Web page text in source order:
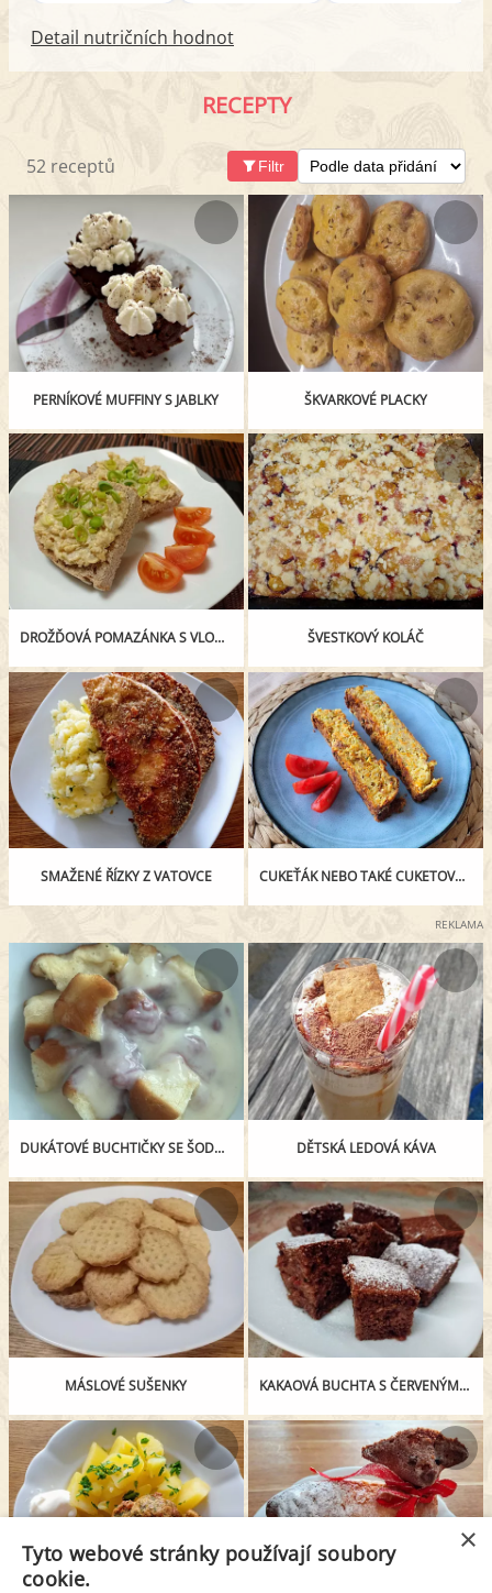
Detail nutričních hodnot
RECEPTY
52 receptů Filtr
PERNÍKOVÉ MUFFINY S JABLKY ŠKVARKOVÉ PLACKY
DROŽĎOVÁ POMAZÁNKA S VLOČKAMI ŠVESTKOVÝ KOLÁČ
SMAŽENÉ ŘÍZKY Z VATOVCE CUKEŤÁK NEBO TAKÉ CUKETOVÝ NÁKYP
REKLAMA
DUKÁTOVÉ BUCHTIČKY SE ŠODÓ A JAHODAMI DĚTSKÁ LEDOVÁ KÁVA
MÁSLOVÉ SUŠENKY KAKAOVÁ BUCHTA S ČERVENÝM RYBÍZEM
×
Tyto webové stránky používají soubory
cookie.